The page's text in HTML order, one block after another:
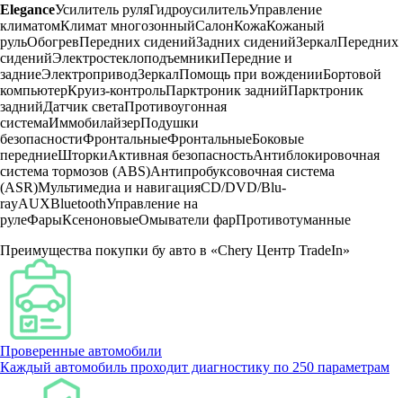
EleganceУсилитель руляГидроусилительУправление
климатомКлимат многозонныйСалонКожаКожаный
рульОбогревПередних сиденийЗадних сиденийЗеркалПередних
сиденийЭлектростеклоподъемникиПередние и
задниеЭлектроприводЗеркалПомощь при вожденииБортовой
компьютерКруиз-контрольПарктроник заднийПарктроник
заднийДатчик светаПротивоугонная
системаИммобилайзерПодушки
безопасностиФронтальныеФронтальныеБоковые
передниеШторкиАктивная безопасностьАнтиблокировочная
система тормозов (ABS)Антипробуксовочная система
(ASR)Мультимедиа и навигацияCD/DVD/Blu-
rayAUXBluetoothУправление на
рулеФарыКсеноновыеОмыватели фарПротивотуманные
Преимущества покупки бу авто в «Chery Центр TradeIn»
Проверенные автомобили
Каждый автомобиль проходит диагностику по 250 параметрам